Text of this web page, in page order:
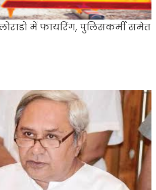
में फायरिंग, पुलिसकर्मी समेत